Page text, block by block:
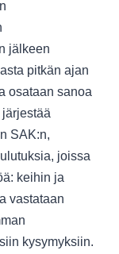
jälkeen
pitkän ajan
osataan sanoa
SAK:n,
joissa
keihin ja
vastataan
kysymyksiin.